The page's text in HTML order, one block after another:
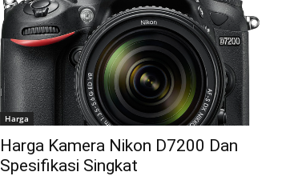
Harga
Harga Kamera Nikon D7200 Dan
Spesifikasi Singkat